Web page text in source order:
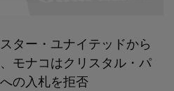
ター・ユナイテッドから
モナコはクリスタル・パ
の入札を拒否